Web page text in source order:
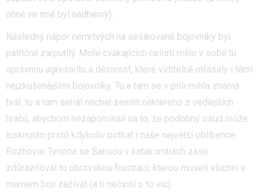
ohně ve tmě byl nádherný).
Následný nápor nemrtvých na sešikované bojovníky byl
patřičně zarputilý. Moře cvakajících čelistí mělo v sobě tu
správnou agresivitu a děsivost, které viditelně otřásaly i těmi
nejzkušenějšími bojovníky. Tu a tam se v poli mihla známá
tvář, tu a tam seriál nechal zemřít některého z vedlejších
hráčů, abychom nezapomínali na to, že podobný osud může
lusknutím prstů kdykoliv potkat i naše největší oblíbence.
Rozhovor Tyriona se Sansou v katakombách zase
zdůrazňoval tu obrovskou frustraci, kterou museli všichni v
marném boji zažívat (a ti nečinní o to víc).